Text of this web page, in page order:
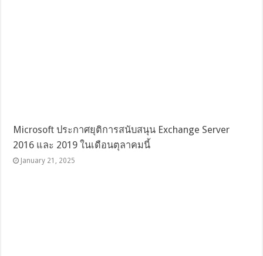
Microsoft ประกาศยุติการสนับสนุน Exchange Server
2016 และ 2019 ในเดือนตุลาคมนี้
January 21, 2025